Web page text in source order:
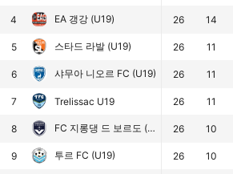
4 EA 갱강 (U19)
5 스타드 라발 (U19)
6 샤무아 니오르 FC (U19)
7 Trelissac U19
8 FC 지롱댕 드 보르도 (U19)
9 투르 FC (U19)
26 14
26 11
26 11
26 11
26 10
26 10